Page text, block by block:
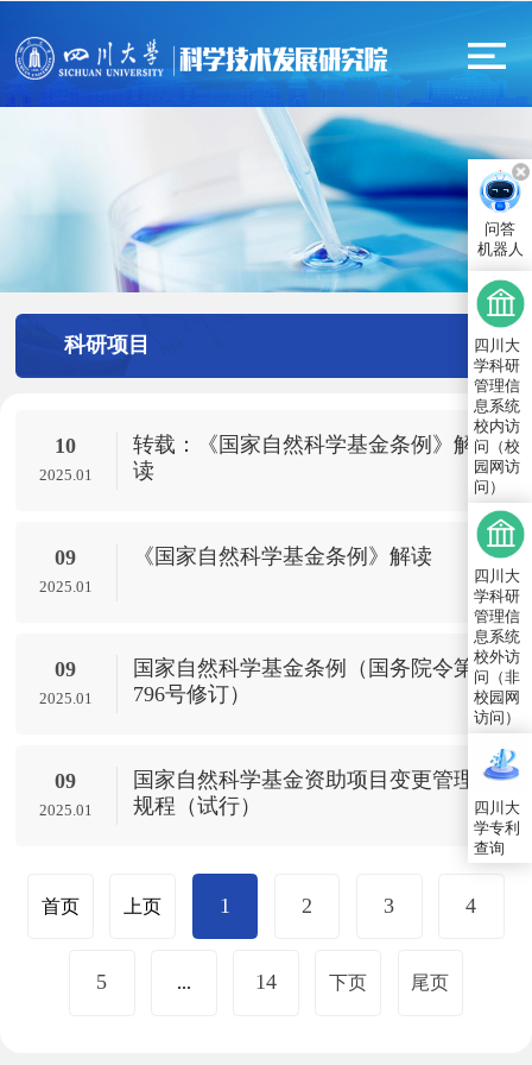
科研项目
10
2025.01
转载：《国家自然科学基金条例》解
读
09
2025.01
《国家自然科学基金条例》解读
09
2025.01
国家自然科学基金条例（国务院令第
796号修订）
09
2025.01
国家自然科学基金资助项目变更管理
规程（试行）
首页 上页 1 2 3 4
5 ... 14 下页 尾页
问答
机器人
四川大
学科研
管理信
息系统
校内访
问（校
园网访
问）
四川大
学科研
管理信
息系统
校外访
问（非
校园网
访问）
四川大
学专利
查询